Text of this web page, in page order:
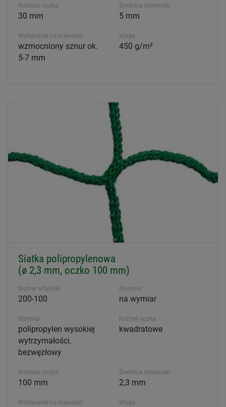
Rozmiar oczka
30 mm
Średnica materiału
5 mm
Wykonanie na krawędzi
wzmocniony sznur ok.
5-7 mm
Waga
450 g/m²
Siatka polipropylenowa
(ø 2,3 mm, oczko 100 mm)
Numer artykułu
200-100
Rozmiar
na wymiar
Materiał
polipropylen wysokiej
wytrzymałości,
bezwęzłowy
Kształt oczka
kwadratowe
Rozmiar oczka
100 mm
Średnica materiału
2,3 mm
Wykonanie na krawędzi Waga